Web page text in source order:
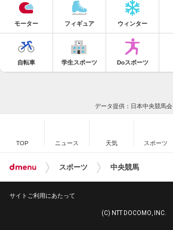
モーター フィギュア ウィンター
自転車 学生スポーツ Doスポーツ
データ提供：日本中央競馬会
TOP ニュース 天気 スポーツ
スポーツ 中央競馬
サイトご利用にあたって
(C) NTT DOCOMO, INC.